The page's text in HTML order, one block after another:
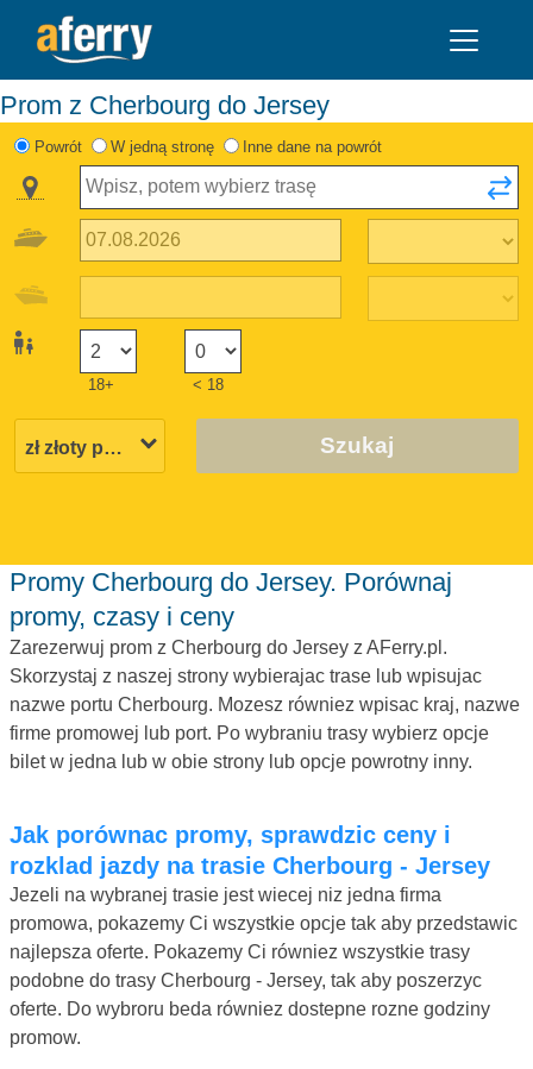
Prom z Cherbourg do Jersey
Powrót W jedną stronę Inne dane na powrót
18+ < 18
Szukaj
Promy Cherbourg do Jersey. Porównaj
promy, czasy i ceny
Zarezerwuj prom z Cherbourg do Jersey z AFerry.pl.
Skorzystaj z naszej strony wybierajac trase lub wpisujac
nazwe portu Cherbourg. Mozesz równiez wpisac kraj, nazwe
firme promowej lub port. Po wybraniu trasy wybierz opcje
bilet w jedna lub w obie strony lub opcje powrotny inny.
Jak porównac promy, sprawdzic ceny i
rozklad jazdy na trasie Cherbourg - Jersey
Jezeli na wybranej trasie jest wiecej niz jedna firma
promowa, pokazemy Ci wszystkie opcje tak aby przedstawic
najlepsza oferte. Pokazemy Ci równiez wszystkie trasy
podobne do trasy Cherbourg - Jersey, tak aby poszerzyc
oferte. Do wybroru beda równiez dostepne rozne godziny
promow.